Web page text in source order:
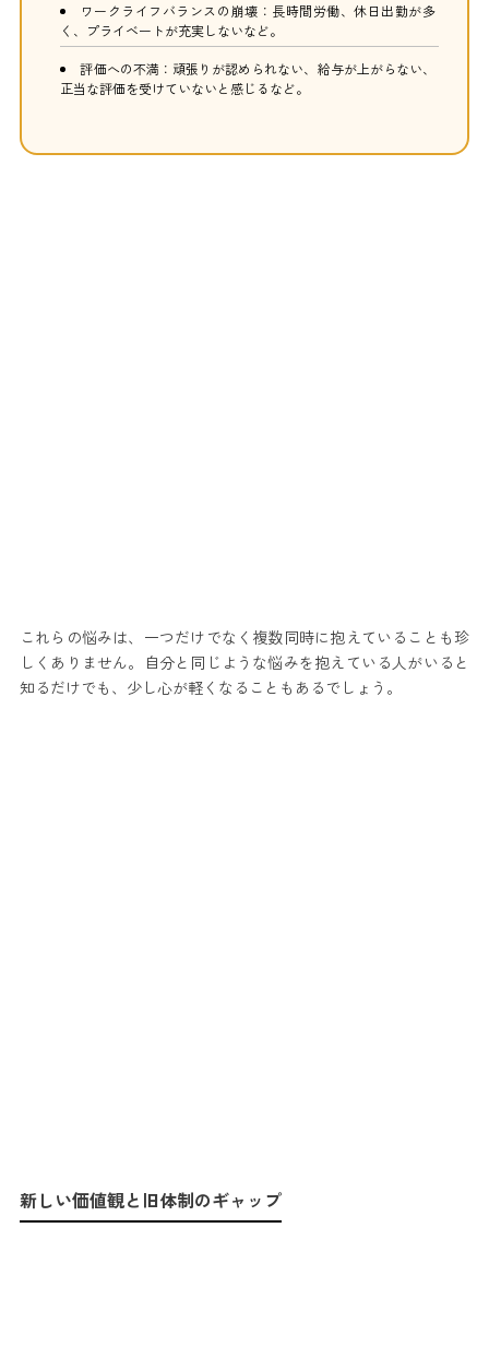
ワークライフバランスの崩壊：長時間労働、休日出勤が多
く、プライベートが充実しないなど。
評価への不満：頑張りが認められない、給与が上がらない、
正当な評価を受けていないと感じるなど。
これらの悩みは、一つだけでなく複数同時に抱えていることも珍
しくありません。自分と同じような悩みを抱えている人がいると
知るだけでも、少し心が軽くなることもあるでしょう。
新しい価値観と旧体制のギャップ